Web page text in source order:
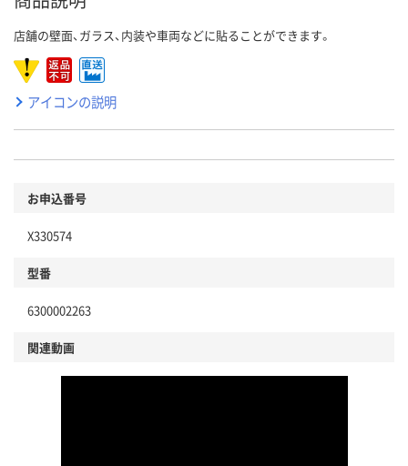
店舗の壁面、ガラス、内装や車両などに貼ることができます。
アイコンの説明
お申込番号
X330574
型番
6300002263
関連動画